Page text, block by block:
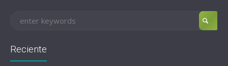
Reciente